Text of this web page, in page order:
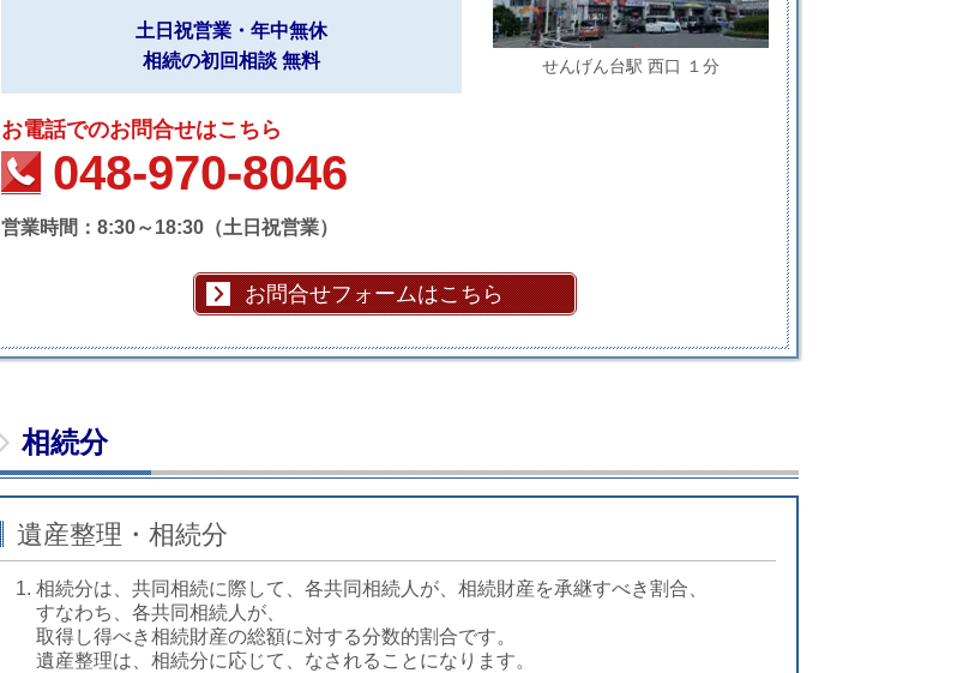
せんげん台駅 西口 １分
土日祝営業・年中無休
相続の初回相談 無料
お電話でのお問合せはこちら
048-970-8046
営業時間：8:30～18:30（土日祝営業）
お問合せフォームはこちら
相続分
遺産整理・相続分
相続分は、共同相続に際して、各共同相続人が、相続財産を承継すべき割合、
すなわち、各共同相続人が、
取得し得べき相続財産の総額に対する分数的割合です。
遺産整理は、相続分に応じて、なされることになります。